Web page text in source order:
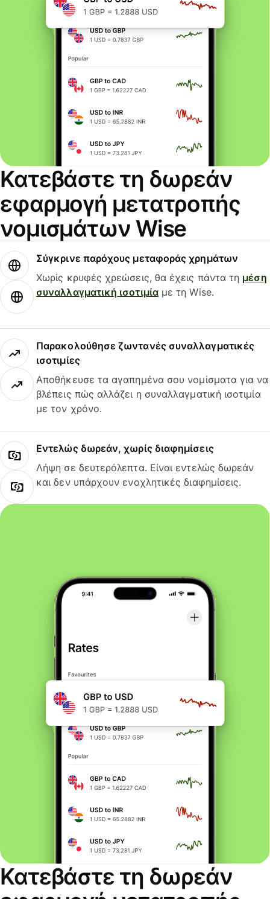
Κατεβάστε τη δωρεάν
εφαρμογή μετατροπής
νομισμάτων Wise
Σύγκρινε παρόχους μεταφοράς χρημάτων
Χωρίς κρυφές χρεώσεις, θα έχεις πάντα τη μέση
συναλλαγματική ισοτιμίαμε τη Wise.
Παρακολούθησε ζωντανές συναλλαγματικές
ισοτιμίες
Αποθήκευσε τα αγαπημένα σου νομίσματα για να
βλέπεις πώς αλλάζει η συναλλαγματική ισοτιμία
με τον χρόνο.
Εντελώς δωρεάν, χωρίς διαφημίσεις
Λήψη σε δευτερόλεπτα. Είναι εντελώς δωρεάν
και δεν υπάρχουν ενοχλητικές διαφημίσεις.
Κατεβάστε τη δωρεάν